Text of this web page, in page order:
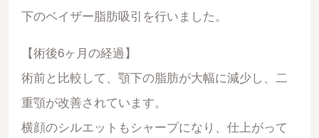
下のベイザー脂肪吸引を行いました。
【術後6ヶ月の経過】
術前と比較して、顎下の脂肪が大幅に減少し、二
重顎が改善されています。
横顔のシルエットもシャープになり、仕上がって